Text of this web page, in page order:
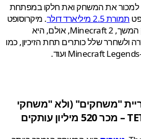
למכור את המשחק ואת חלקו במפתחת
מיליארד דולר
. מיקרוסופט
מעולם לא הוציאה משחק המשך, Minecraft 2, אולם, היא
שלל כותרים תחת הזיכיון, כמו
"משחקים" (ולא "משחקי